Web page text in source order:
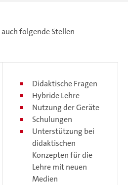
folgende Stellen
Didaktische Fragen
Hybride Lehre
Nutzung der Geräte
Schulungen
Unterstützung bei
didaktischen
Konzepten für die
Lehre mit neuen
Medien